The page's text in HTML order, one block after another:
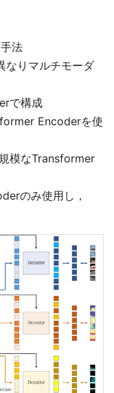
法
なりマルチモーダ
で構成
Encoderを使
模なTransformer
のみ使用し，